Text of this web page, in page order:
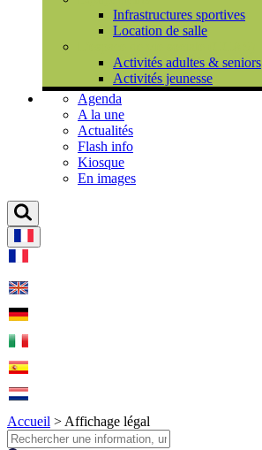
Infrastructures sportives
Location de salle
Activités adultes & seniors
Activités jeunesse
Agenda
A la une
Actualités
Flash info
Kiosque
En images
Accueil > Affichage légal